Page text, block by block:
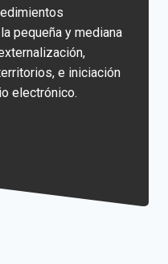
pequeña y mediana
e iniciación
electrónico.